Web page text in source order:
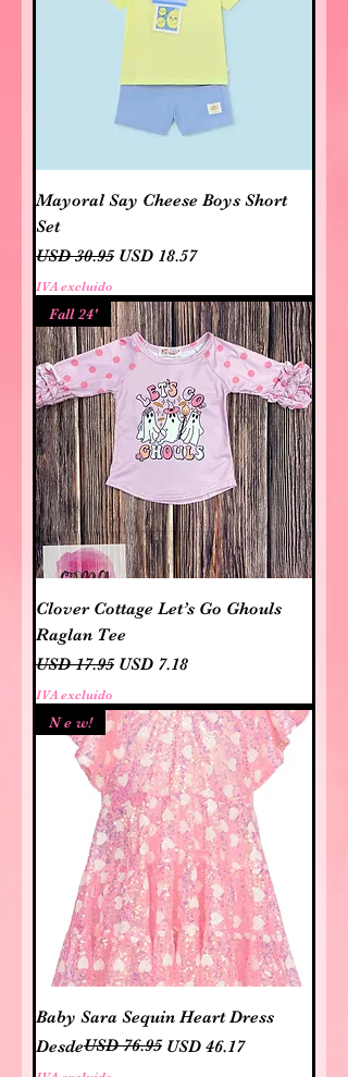
Mayoral Say Cheese Boys Short
Set
Precio
USD 30.95 Precio de oferta
USD 18.57
IVA excluido
Fall 24'
Clover Cottage Let’s Go Ghouls
Raglan Tee
Precio
USD 17.95 Precio de oferta
USD 7.18
IVA excluido
N e w!
Baby Sara Sequin Heart Dress
Desde
PrecioUSD 76.95 USD 46.17
Precio de oferta